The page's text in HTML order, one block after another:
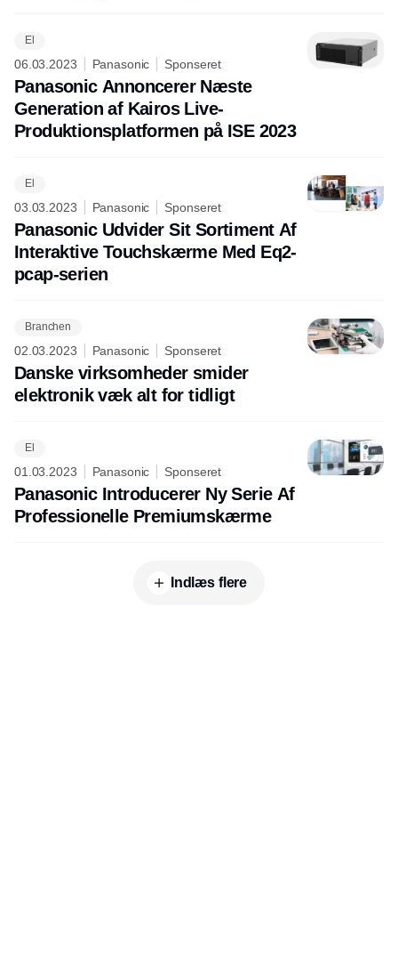
El
06.03.2023 Panasonic Sponseret
Panasonic Annoncerer Næste
Generation af Kairos Live-
Produktionsplatformen på ISE 2023
El
03.03.2023 Panasonic Sponseret
Panasonic Udvider Sit Sortiment Af
Interaktive Touchskærme Med Eq2-
pcap-serien
Branchen
02.03.2023 Panasonic Sponseret
Danske virksomheder smider
elektronik væk alt for tidligt
El
01.03.2023 Panasonic Sponseret
Panasonic Introducerer Ny Serie Af
Professionelle Premiumskærme
Indlæs flere